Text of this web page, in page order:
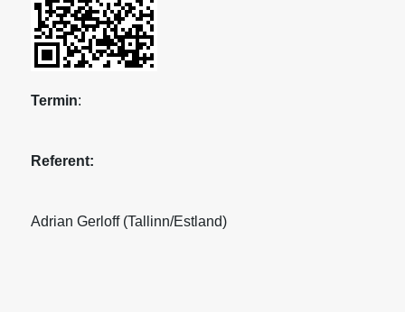
Termin:
Referent:
Adrian Gerloff (Tallinn/Estland)